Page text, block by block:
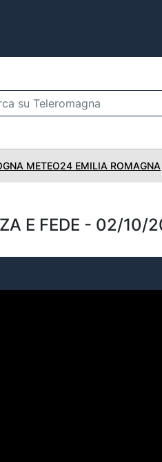
METEO24 EMILIA ROMAGNA
E FEDE - 02/10/